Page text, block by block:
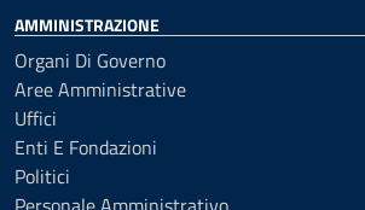
AMMINISTRAZIONE
Organi Di Governo
Aree Amministrative
Uffici
Enti E Fondazioni
Politici